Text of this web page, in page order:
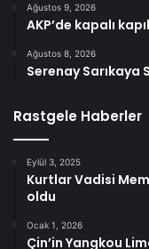
Ağustos 9, 2026
AKP’de kapalı
Ağustos 8, 2026
Serenay Sarıkaya
Rastgele Haberler
Eylül 3, 2025
Kurtlar Vadisi
oldu
Ocak 1, 2026
Çin’in Yangkou